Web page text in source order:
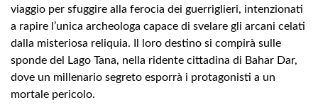
viaggio per sfuggire alla ferocia dei guerriglieri, intenzionati
a rapire l’unica archeologa capace di svelare gli arcani celati
dalla misteriosa reliquia. Il loro destino si compirà sulle
sponde del Lago Tana, nella ridente cittadina di Bahar Dar,
dove un millenario segreto esporrà i protagonisti a un
mortale pericolo.